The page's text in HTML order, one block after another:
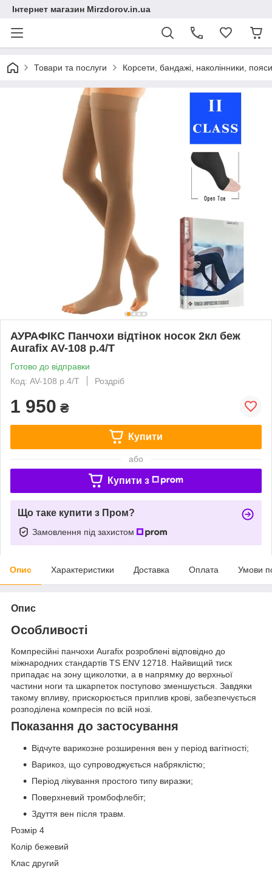
Інтернет магазин Mirzdorov.in.ua
Товари та послуги Корсети, бандажі, наколінники,
АУРАФІКС Панчохи відтінок носок 2кл беж
Aurafix AV-108 р.4/T
Готово до відправки
Код: AV-108 р.4/T
Роздріб
1 950 ₴
Купити
або
Купити з
Що таке купити з Пром?
Замовлення під захистом
Опис Характеристики Доставка Оплата Умови
Опис
Особливості
Компресійні панчохи Aurafix розроблені відповідно до
міжнародних стандартів TS ENV 12718. Найвищий тиск
припадає на зону щиколотки, а в напрямку до верхньої
частини ноги та шкарпеток поступово зменшується. Завдяки
такому впливу, прискорюється приплив крові, забезпечується
розподілена компресія по всій нозі.
Показання до застосування
Відчуте варикозне розширення вен у період вагітності;
Варикоз, що супроводжується набряклістю;
Період лікування простого типу виразки;
Поверхневий тромбофлебіт;
Здуття вен після травм.
Розмір 4
Колір бежевий
Клас другий